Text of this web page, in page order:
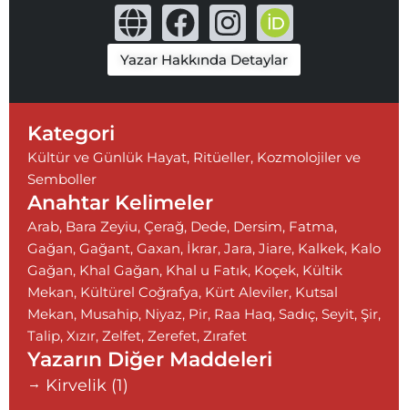
G
l
o
b
F
a
c
e
o
o
k
I
n
s
t
g
a
m
Yazar Hakkında Detaylar
Kategori
Kültür ve Günlük Hayat, Ritüeller, Kozmolojiler ve
Semboller
Anahtar Kelimeler
Arab, Bara Zeyiu, Çerağ, Dede, Dersim, Fatma,
Gağan, Gağant, Gaxan, İkrar, Jara, Jiare, Kalkek, Kalo
Gağan, Khal Gağan, Khal u Fatık, Koçek, Kültik
Mekan, Kültürel Coğrafya, Kürt Aleviler, Kutsal
Mekan, Musahip, Niyaz, Pir, Raa Haq, Sadıç, Seyit, Şir,
Talip, Xızır, Zelfet, Zerefet, Zırafet
Yazarın Diğer Maddeleri
Kirvelik (1)